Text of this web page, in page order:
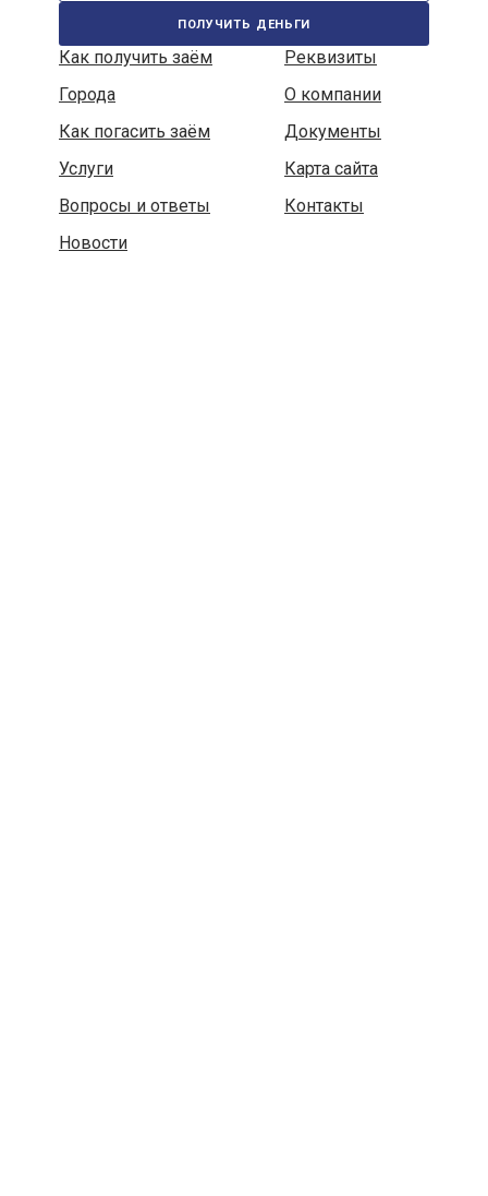
получить деньги
Как получить заём
Реквизиты
Города
О компании
Как погасить заём
Документы
Услуги
Карта сайта
Вопросы и ответы
Контакты
Новости